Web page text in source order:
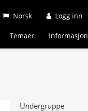
Norsk Logg inn
Temaer Informasjon
Undergruppe